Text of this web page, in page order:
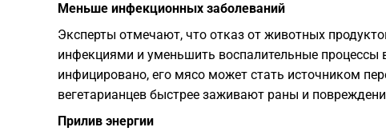
Меньше инфекционных заболеваний
Эксперты отмечают, что отказ от животных
инфекциями и уменьшить воспалительные
инфицировано, его мясо может стать источником
вегетарианцев быстрее заживают раны и
Прилив энергии